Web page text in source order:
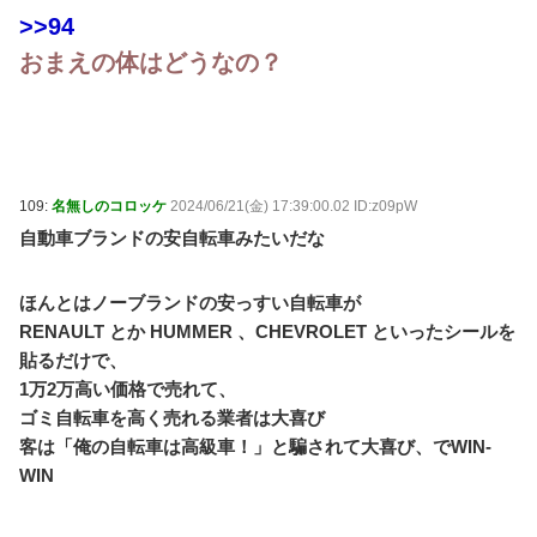
>>94
おまえの体はどうなの？
109: 名無しのコロッケ 2024/06/21(金) 17:39:00.02 ID:z09pW
自動車ブランドの安自転車みたいだな
ほんとはノーブランドの安っすい自転車が
RENAULT とか HUMMER 、CHEVROLET といったシールを
貼るだけで、
1万2万高い価格で売れて、
ゴミ自転車を高く売れる業者は大喜び
客は「俺の自転車は高級車！」と騙されて大喜び、でWIN-
WIN